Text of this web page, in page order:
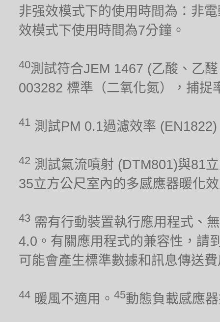
非强效模式下的使用時間為：非
效模式下使用時間為7分鐘。
40測試符合JEM 1467 (乙酸、乙
003282 標準（二氧化氮），捕捉
41 測試PM 0.1過濾效率 (EN1822)
42 測試氣流噴射 (DTM801)與81
35立方公尺室內的多感應器暖化
43 需有行動裝置執行應用程式、
4.0。有關應用程式的兼容性，請
可能會產生標準數據和訊息傳送
44 暖風不適用。 45動態負載感應